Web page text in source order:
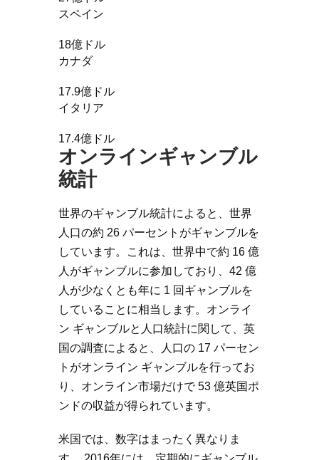
スペイン
18億ドル
カナダ
17.9億ドル
イタリア
17.4億ドル
オンラインギャンブル
統計
世界のギャンブル統計によると、世界
人口の約 26 パーセントがギャンブルを
しています。これは、世界中で約 16 億
人がギャンブルに参加しており、42 億
人が少なくとも年に 1 回ギャンブルを
していることに相当します。オンライ
ン ギャンブルと人口統計に関して、英
国の調査によると、人口の 17 パーセン
トがオンライン ギャンブルを行ってお
り、オンライン市場だけで 53 億英国ポ
ンドの収益が得られています。
米国では、数字はまったく異なりま